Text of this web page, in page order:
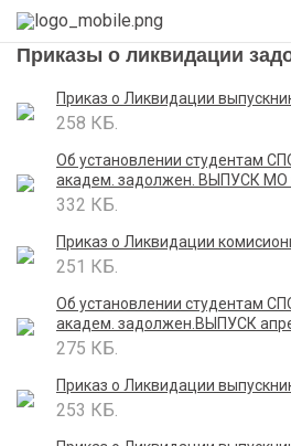
Приказы о ликвидации
Приказ о Ликвидации
258 КБ.
Об установлении студентам
академ. задолжен. ВЫПУСК
332 КБ.
Приказ о Ликвидации
251 КБ.
Об установлении студентам
академ. задолжен.ВЫПУСК
275 КБ.
Приказ о Ликвидации
253 КБ.